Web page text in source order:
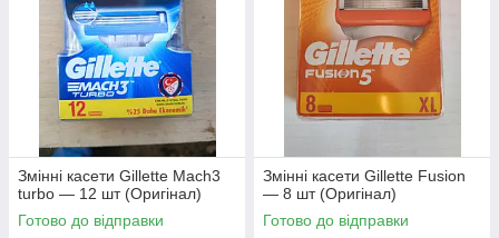
Змінні касети Gillette Mach3
turbo — 12 шт (Оригінал)
Готово до відправки
Змінні касети Gillette Fusion
— 8 шт (Оригінал)
Готово до відправки